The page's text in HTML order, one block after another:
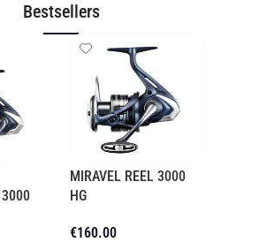
Bestsellers
3000
MIRAVEL REEL 3000
HG
€160.00